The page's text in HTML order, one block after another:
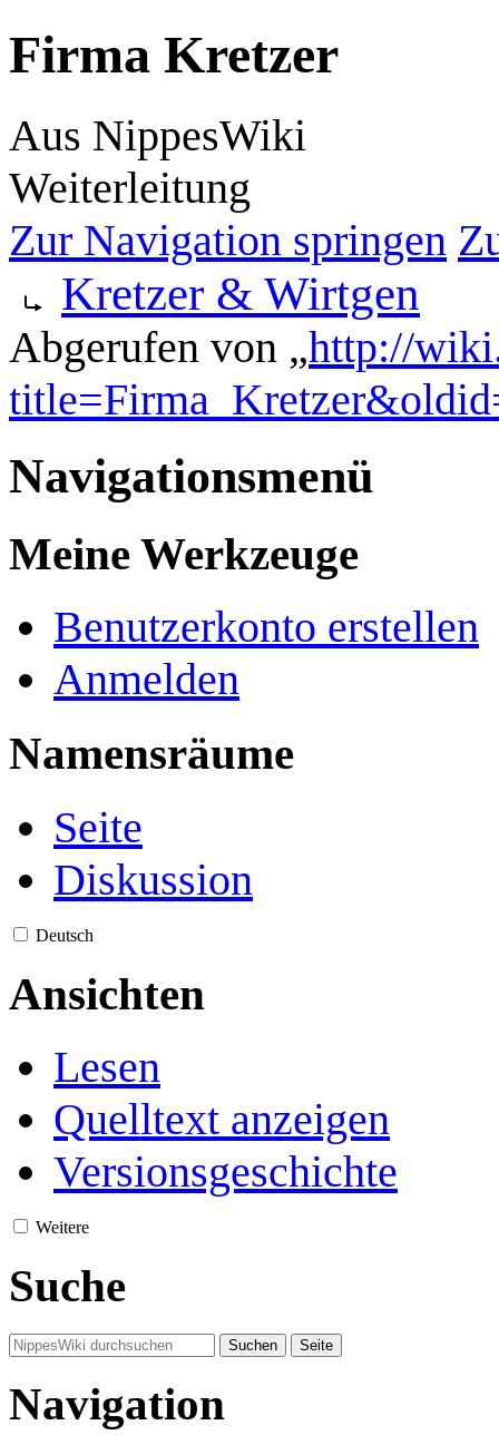
Firma Kretzer
Aus NippesWiki
Weiterleitung
Zur Navigation springen
Weiterleitung nach:
Kretzer & Wirtgen
Abgerufen von „http://
Navigationsmenü
Meine Werkzeuge
Benutzerkonto erstellen
Anmelden
Namensräume
Seite
Diskussion
Deutsch
Ansichten
Lesen
Quelltext anzeigen
Versionsgeschichte
Weitere
Suche
Navigation